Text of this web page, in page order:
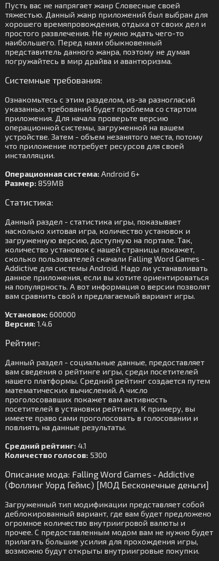
Пусть вас не напрягает жанр Словесные своей
тяжестью. Данный жанр приложений был выбран для
хорошего времяпровождения, отдыха от своих дел и
простого развлечения. Не нужно ждать чего-то
наибольшего. Перед нами обыкновенный
представитель данного жанра, поэтому не думая
погружайтесь в мир драйва и авантюризма.
Системные требования:
Ознакомьтесь с этим разделом, из-за разногласий
указанных требований будет проблема со стартом
приложения. Для начала проверьте версию
операционной системы, загруженной на вашем
устройстве. Затем - объем незанятого места, потому
что приложение потребует ресурсов для своей
инсталляции.
Операционная система: Android 6+
Размер: 859MB
Статистика:
Данный раздел - статистика игры, показывает
насколько хитовая игра, количество установок и
загруженную версию, доступную на портале. Так,
количество установок с нашей страницы покажет,
сколько пользователей скачали Falling Word Games -
Addictive для системы Android. Надо ли устанавливать
данное приложения, если вы хотите ориентироваться
на популярность. А вот информация о версии позволят
вам сравнить свой и предлагаемый вариант игры.
Установок: 600000
Версия: 1.4.6
Рейтинг:
Данный раздел - социальные данные, предоставляет
вам сведения о рейтинге игры, среди посетителей
нашего платформы. Средний рейтинг создается путем
математических вычислений. А число
проголосовавших покажет вам активность
посетителей в установки рейтинга. К примеру, вы
имеете право сами проголосовать в голосовании и
повлиять на данные результаты.
Средний рейтинг: 4.1
Количество голосов: 5300
Описание мода: Falling Word Games - Addictive
(Фоллинг Уорд Геймс) [МОД Бесконечные деньги]
Загруженный тип модификации представляет собой
деблокированный вариант, где вам будет предложено
огромное количество внутриигровой валюты и
прочее. С предоставленным модом вам не нужно будет
прилагать большие усилия для прохождения игры,
возможно будут открыты внутриигровые покупки.